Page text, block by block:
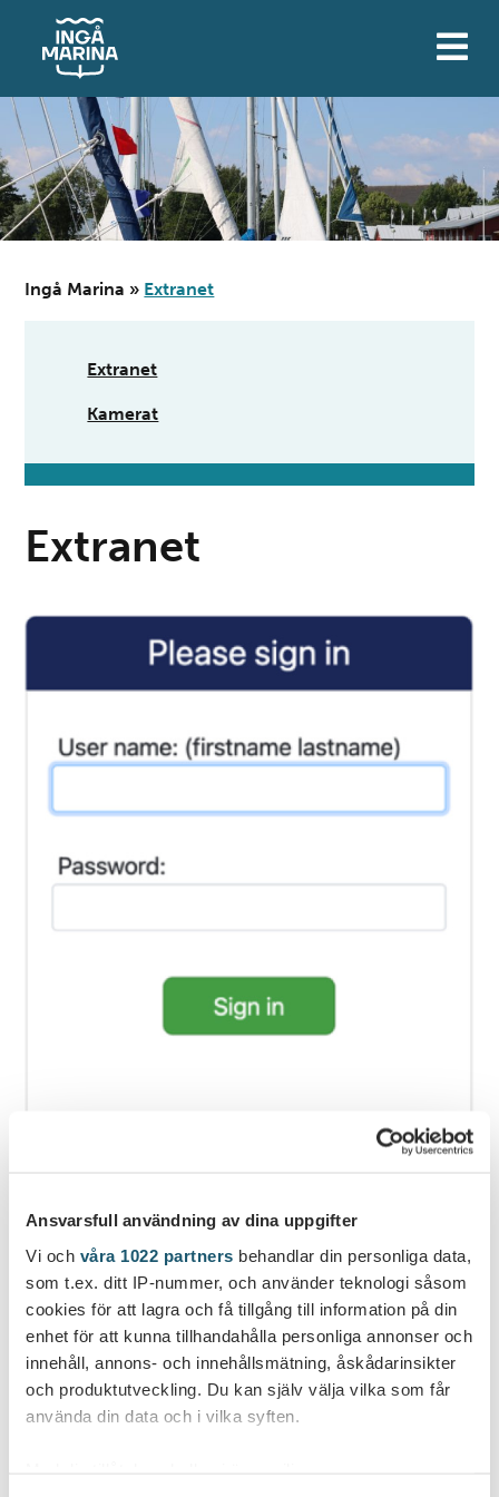
Ansvarsfull användning av dina uppgifter
Vi och våra 1022 partners behandlar din personliga data,
som t.ex. ditt IP-nummer, och använder teknologi såsom
cookies för att lagra och få tillgång till information på din
enhet för att kunna tillhandahålla personliga annonser och
innehåll, annons- och innehållsmätning, åskådarinsikter
och produktutveckling. Du kan själv välja vilka som får
använda din data och i vilka syften.
sisältöön
Ingå Marina » Extranet
Extranet
Kamerat
Extranet
Kirjautuminen tehdään henkilökohtaisilla
osoitteessa:https://www.venetelakat.fi/ingamarina
Kirjauduttua paina ikoni vasemmassa yläkulmassa, niin
menun alasvetolaatikko tulee näkyville.
Tässä kirjaudut Ingå Marinan extranettiin.
Desktop-näkymä